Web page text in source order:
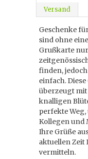
Versand
Geschenke
sind ohne
Grußkarte nur
finden,
einfach.
überzeugt
knalligen
perfekte
Kollegen und
Ihre Grüße
aktuellen Zeit
vermitteln.